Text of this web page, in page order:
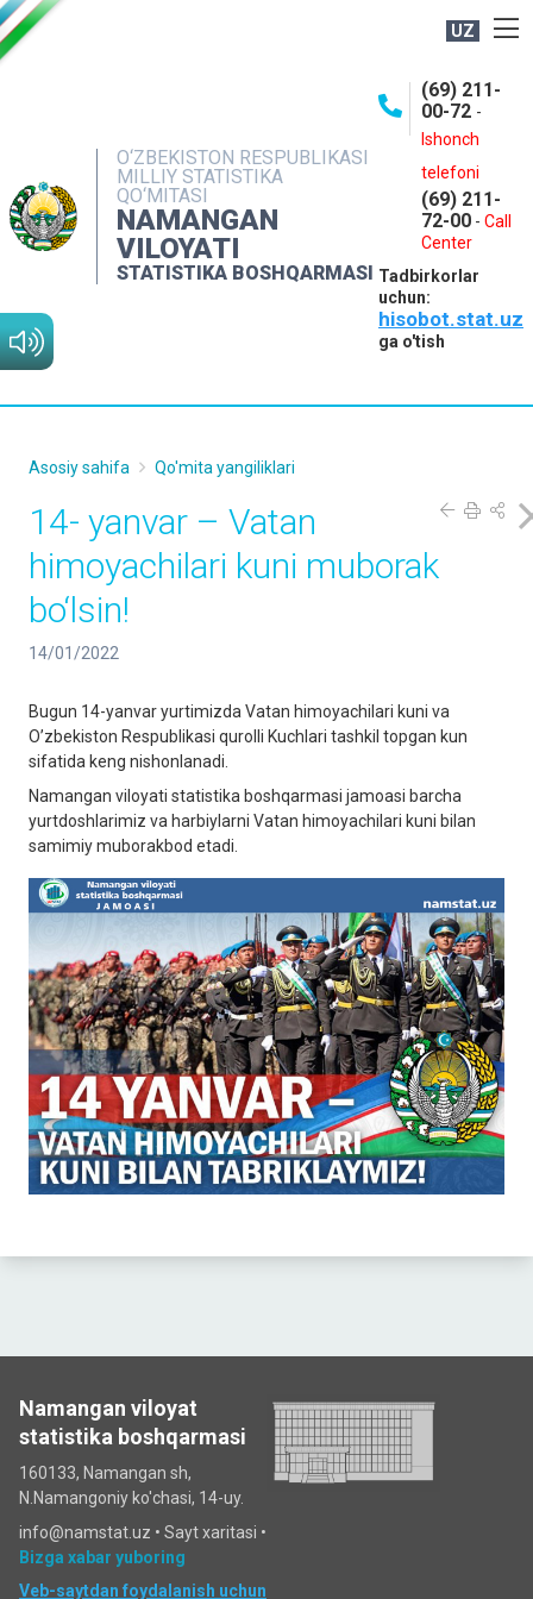
UZ
O‘ZBEKISTON RESPUBLIKASI
MILLIY STATISTIKA
QO‘MITASI
NAMANGAN
VILOYATI
STATISTIKA BOSHQARMASI
(69) 211-
00-72 -
Ishonch
telefoni
(69) 211-
72-00 - Call
Center
Tadbirkorlar
uchun:
hisobot.stat.uz
ga o'tish
NASHRLAR
INTERAKTIV XIZMATLAR
MATBUOT XIZMATI
MUROJAATLAR
Asosiy sahifa Qo'mita yangiliklari
14- yanvar – Vatan
himoyachilari kuni muborak
bo‘lsin!
14/01/2022
Bugun 14-yanvar yurtimizda Vatan himoyachilari kuni va
O’zbekiston Respublikasi qurolli Kuchlari tashkil topgan kun
sifatida keng nishonlanadi.
Namangan viloyati statistika boshqarmasi jamoasi barcha
yurtdoshlarimiz va harbiylarni Vatan himoyachilari kuni bilan
samimiy muborakbod etadi.
Namangan viloyat
statistika boshqarmasi
160133, Namangan sh,
N.Namangoniy ko'chasi, 14-uy.
info@namstat.uz • Sayt xaritasi •
Bizga xabar yuboring
Veb-saytdan foydalanish uchun